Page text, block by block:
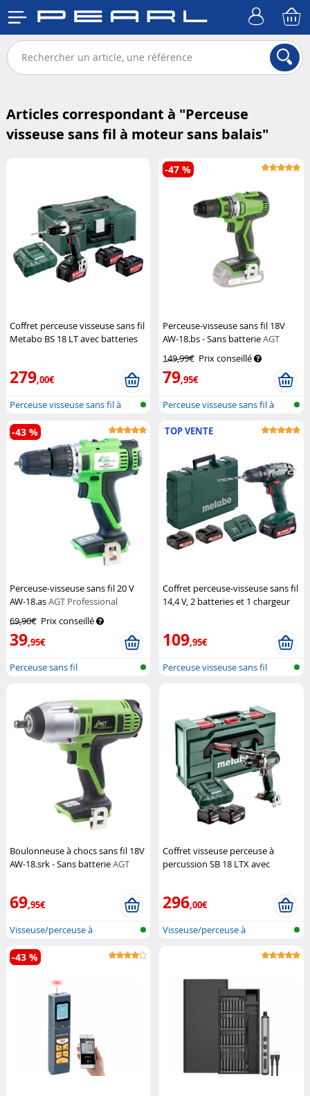
Articles correspondant à "Perceuse
visseuse sans fil à moteur sans balais"
Coffret perceuse visseuse sans fil
Metabo BS 18 LT avec batteries
279,00€
Perceuse visseuse sans fil à
moteur...
Perceuse-visseuse sans fil 18V
AW-18.bs - Sans batterieAGT
149,99€ Prix conseillé
79,95€
-47 %
Perceuse visseuse sans fil à
Perceuse-visseuse sans fil 20 V
AW-18.asAGT Professional
69,90€ Prix conseillé
39,95€
-43 %
Perceuse sans fil
TOP VENTE
Coffret perceuse-visseuse sans fil
14,4 V, 2 batteries et 1 chargeur
109,95€
Perceuse visseuse sans fil
Boulonneuse à chocs sans fil 18V
AW-18.srk - Sans batterieAGT
69,95€
Visseuse/perceuse à
percussion sans...
Coffret visseuse perceuse à
percussion SB 18 LTX avec
296,00€
Visseuse/perceuse à
-43 %